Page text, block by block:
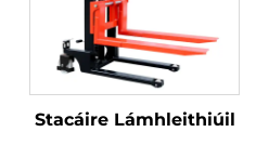
Stacáire Lámhleithiúil